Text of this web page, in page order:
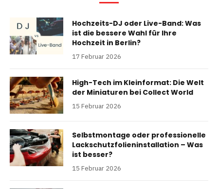
Hochzeits-DJ oder Live-Band: Was
ist die bessere Wahl für Ihre
Hochzeit in Berlin?
17 Februar 2026
High-Tech im Kleinformat: Die Welt
der Miniaturen bei Collect World
15 Februar 2026
Selbstmontage oder professionelle
Lackschutzfolieninstallation – Was
ist besser?
15 Februar 2026